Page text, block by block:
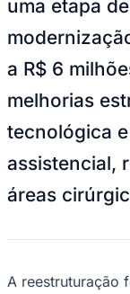
NBA
Fórmula 1
Tênis (ATP)
NHL
Vôlei
Libertadores
uma etapa
a R$ 6
melhorias
tecnológica
assistencial,
áreas
A reestruturação